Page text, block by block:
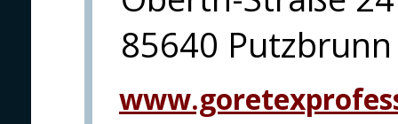
85640 Putzbrunn